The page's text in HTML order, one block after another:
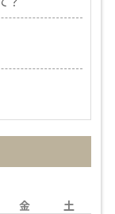
金
土